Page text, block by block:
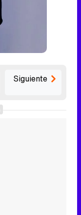
Siguiente